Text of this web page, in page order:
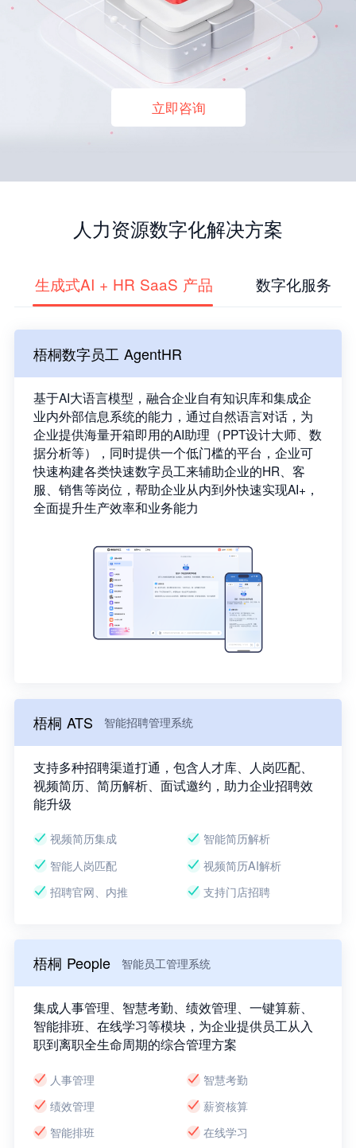
立即咨询
人力资源数字化解决方案
生成式AI + HR SaaS 产品 数字化服务
梧桐数字员工 AgentHR
基于AI大语言模型，融合企业自有知识库和集成企
业内外部信息系统的能力，通过自然语言对话，为
企业提供海量开箱即用的AI助理（PPT设计大师、数
据分析等），同时提供一个低门槛的平台，企业可
快速构建各类快速数字员工来辅助企业的HR、客
服、销售等岗位，帮助企业从内到外快速实现AI+，
全面提升生产效率和业务能力
梧桐 ATS 智能招聘管理系统
支持多种招聘渠道打通，包含人才库、人岗匹配、
视频简历、简历解析、面试邀约，助力企业招聘效
能升级
视频简历集成
智能简历解析
智能人岗匹配
视频简历AI解析
招聘官网、内推
支持门店招聘
梧桐 People 智能员工管理系统
集成人事管理、智慧考勤、绩效管理、一键算薪、
智能排班、在线学习等模块，为企业提供员工从入
职到离职全生命周期的综合管理方案
人事管理
智慧考勤
绩效管理
薪资核算
智能排班
在线学习